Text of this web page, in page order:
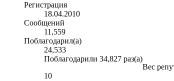
Регистрация
18.04.2010
Сообщений
11,559
Поблагодарил(а)
24,533
Поблагодарили 34,827 раз(а)
Вес
10